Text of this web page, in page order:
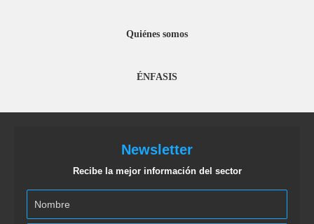
Quiénes somos
ÉNFASIS
Newsletter
Recibe la mejor información del sector